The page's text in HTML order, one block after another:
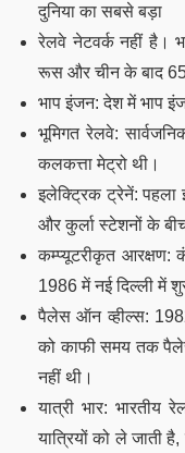
दुनिया का सबसे बड़ा
रेलवे नेटवर्क नहीं है।
रूस और चीन के बाद
भाप इंजन: देश में भाप
भूमिगत रेलवे:
कलकत्ता मेट्रो थी।
इलेक्ट्रिक ट्रेनें: पहला
और कुर्ला स्टेशनों के
कम्प्यूटरीकृत आरक्षण:
1986 में नई दिल्ली में
पैलेस ऑन व्हील्स:
को काफी समय तक
नहीं थी।
यात्री भार:
यात्रियों को ले जाती